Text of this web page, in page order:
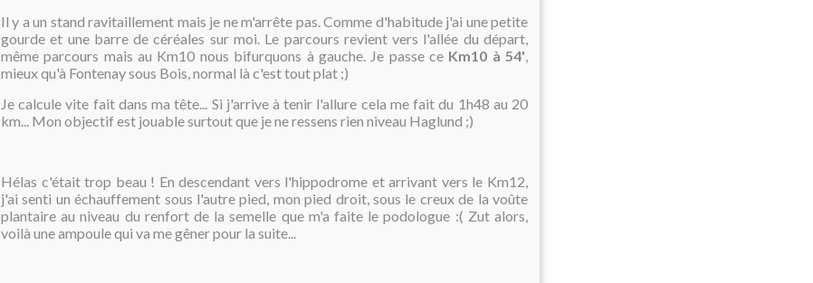
Il y a un stand ravitaillement mais je ne m'arrête pas. Comme d'habitude j'ai une petite
gourde et une barre de céréales sur moi. Le parcours revient vers l'allée du départ,
même parcours mais au Km10 nous bifurquons à gauche. Je passe ce Km10 à 54'
mieux qu'à Fontenay sous Bois, normal là c'est tout plat ;)
Je calcule vite fait dans ma tête... Si j'arrive à tenir l'allure cela me fait du 1h48 au 20
km... Mon objectif est jouable surtout que je ne ressens rien niveau Haglund ;)
Hélas c'était trop beau ! En descendant vers l'hippodrome et arrivant vers le Km12,
j'ai senti un échauffement sous l'autre pied, mon pied droit, sous le creux de la voûte
plantaire au niveau du renfort de la semelle que m'a faite le podologue :( Zut alors,
voilà une ampoule qui va me gêner pour la suite...